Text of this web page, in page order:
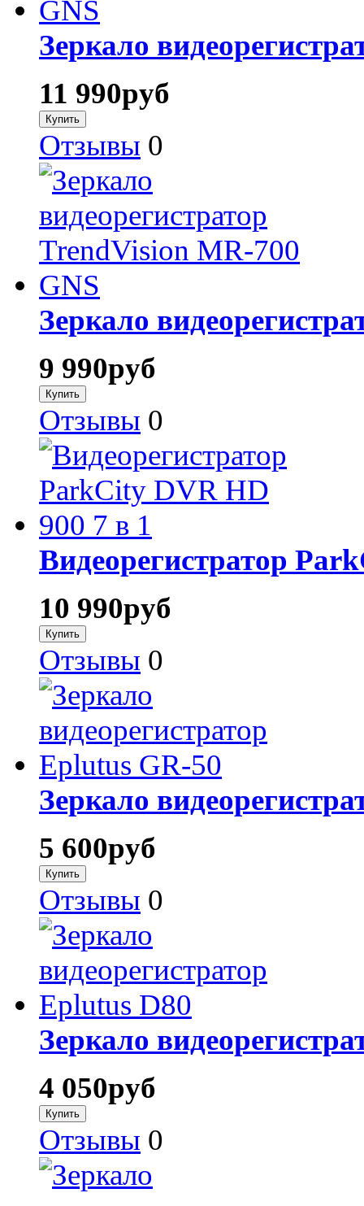
Зеркало
11 990руб
Отзывы 0
Зеркало
9 990руб
Отзывы 0
Видеорегистратор
10 990руб
Отзывы 0
Зеркало
5 600руб
Отзывы 0
Зеркало
4 050руб
Отзывы 0